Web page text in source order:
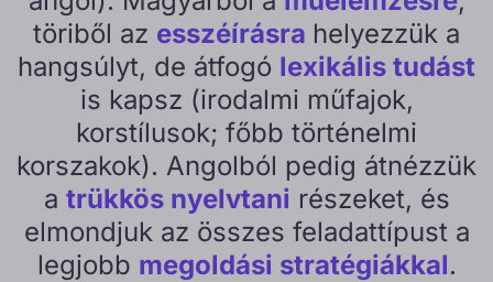
töriből az esszéírásra helyezzük a
hangsúlyt, de átfogó lexikális tudást
is kapsz (irodalmi műfajok,
korstílusok; főbb történelmi
korszakok). Angolból pedig átnézzük
a trükkös nyelvtani részeket, és
elmondjuk az összes feladattípust a
legjobb megoldási stratégiákkal.